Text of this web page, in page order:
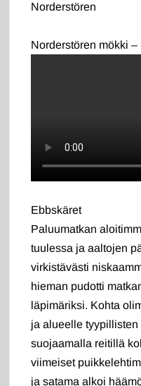
Norderstören
Norderstören mökki
Ebbskäret
Paluumatkan
tuulessa ja aaltojen
virkistävästi
hieman pudotti
läpimäriksi. Kohta
ja alueelle
suojaamalla reitillä
viimeiset
ja satama alkoi